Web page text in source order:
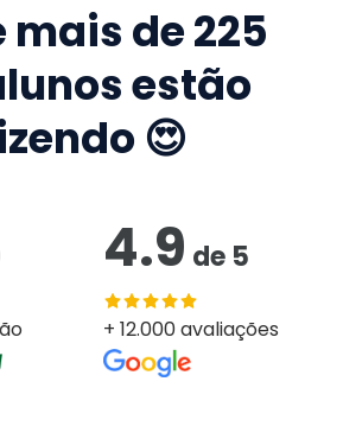
mais de225
estão
😍
4.9 de 5
+ 12.000 avaliações